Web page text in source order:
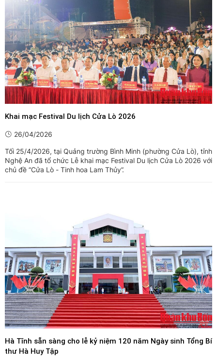
Khai mạc Festival Du lịch Cửa Lò 2026
26/04/2026
Tối 25/4/2026, tại Quảng trường Bình Minh (phường Cửa Lò), tỉnh
Nghệ An đã tổ chức Lễ khai mạc Festival Du lịch Cửa Lò 2026 với
chủ đề “Cửa Lò - Tinh hoa Lam Thủy”.
Hà Tĩnh sẵn sàng cho lễ kỷ niệm 120 năm Ngày sinh Tổng Bí
thư Hà Huy Tập